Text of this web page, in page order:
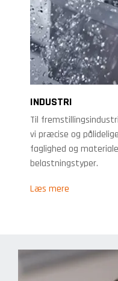
INDUSTRI
Til
vi præcise og
faglighed og
belastningstyper.
Læs mere